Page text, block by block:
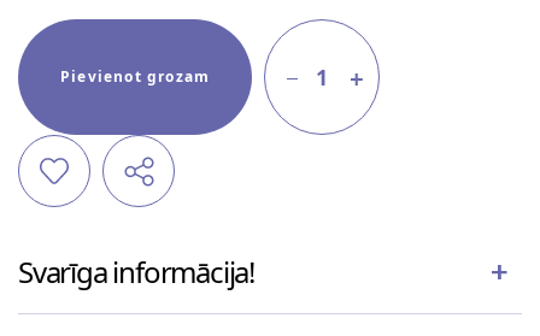
Pievienot grozam 1
Svarīga informācija!